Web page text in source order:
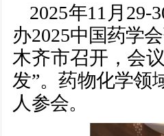
2025年11月29-
办2025中国药学
木齐市召开，会
发”。药物化学领
人参会。